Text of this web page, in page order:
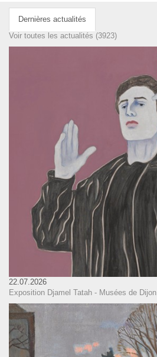
Dernières actualités
Voir toutes les actualités (3923)
22.07.2026
Exposition Djamel Tatah - Musées de Dijon